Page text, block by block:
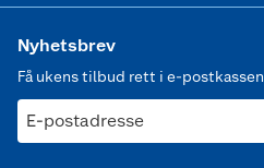
Nyhetsbrev
Få ukens tilbud rett i e-postkassen
E-postadresse